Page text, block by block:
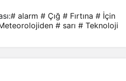
# alarm # Çığ # Fırtına # İçin
# sarı # Teknoloji